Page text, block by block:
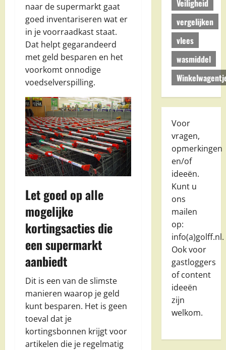
naar de supermarkt gaat
goed inventariseren wat er
in je voorraadkast staat.
Dat helpt gegarandeerd
met geld besparen en het
voorkomt onnodige
voedselverspilling.
Let goed op alle
mogelijke
kortingsacties die
een supermarkt
aanbiedt
Dit is een van de slimste
manieren waarop je geld
kunt besparen. Het is geen
toeval dat je
kortingsbonnen krijgt voor
artikelen die je regelmatig
Veiligheid
vergelijken
vlees
wasmiddel
Voor
vragen,
opmerkingen
en/of
ideeën.
Kunt u
ons
mailen
op:
info(a)golff.nl.
Ook voor
gastloggers
of content
ideeën
zijn
welkom.